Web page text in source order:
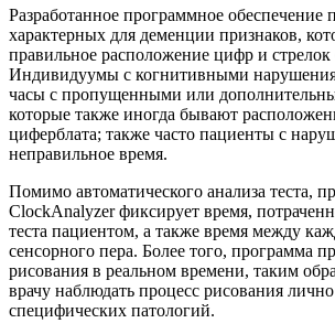
Разработанное программное обеспечение
характерных для деменции признаков,
правильное расположение цифр и стрелок
Индивидуумы с когнитивными
часы с пропущенными или
которые также иногда бывают
циферблата; также часто пациенты с
неправильное время.
Помимо автоматического анализа теста,
ClockAnalyzer фиксирует время,
теста пациентом, а также время между
сенсорного пера. Более того, программа
рисования в реальном времени, таким
врачу наблюдать процесс рисования
специфических патологий.